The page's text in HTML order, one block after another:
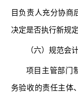
目负责人充分协商
决定是否执行新规定
（六）规范会
项目主管部门
务验收的责任主体